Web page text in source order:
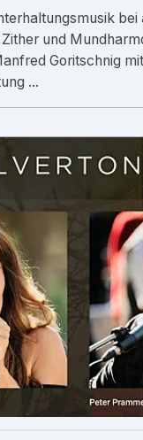
bei
und
Goritschnig mit
...